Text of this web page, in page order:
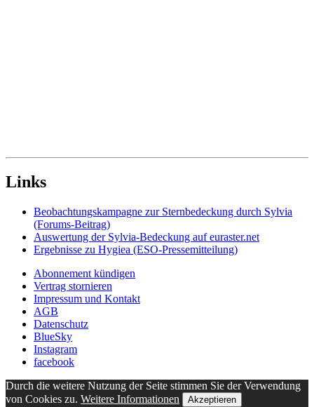
Links
Beobachtungskampagne zur Sternbedeckung durch Sylvia
(Forums-Beitrag)
Auswertung der Sylvia-Bedeckung auf euraster.net
Ergebnisse zu Hygiea (ESO-Pressemitteilung)
Abonnement kündigen
Vertrag stornieren
Impressum und Kontakt
AGB
Datenschutz
BlueSky
Instagram
facebook
Durch die weitere Nutzung der Seite stimmen Sie der Verwendung
von Cookies zu. Weitere Informationen Akzeptieren